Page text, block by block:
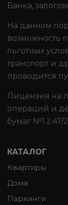
Банка,
На данном
возможность
льготных
транспорт и
проводится
Лицензия на
операций и
бумаг №1.2.47/
КАТАЛОГ
Квартиры
Дома
Паркинги